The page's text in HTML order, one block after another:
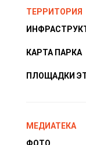
ТЕРРИТОРИЯ
КАРТА ПАРКА
ПЛОЩАДКИ
МЕДИАТЕКА
ФОТО